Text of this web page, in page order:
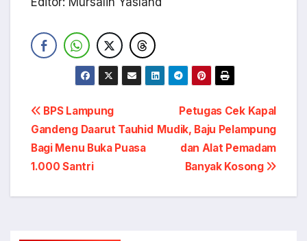
Navigasi
pos
Petugas Cek Kapal
Mudik, Baju Pelampung
dan Alat Pemadam
Banyak Kosong
BPS Lampung
Gandeng Daarut Tauhid
Bagi Menu Buka Puasa
1.000 Santri